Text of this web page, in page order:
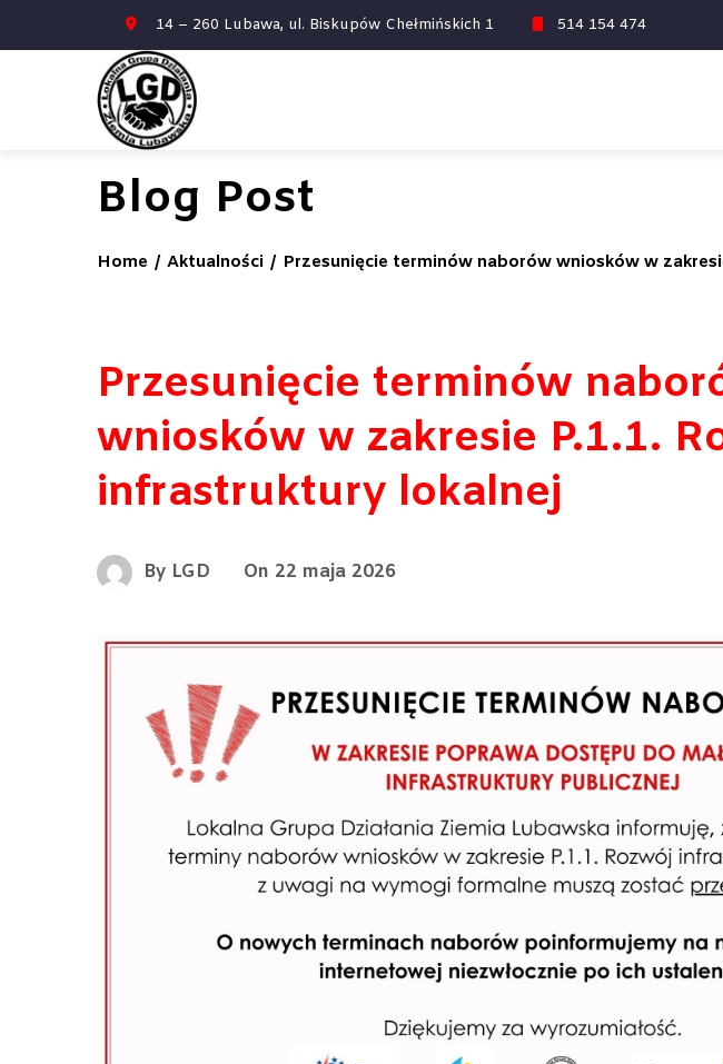
14 – 260 Lubawa, ul. Biskupów Chełmińskich 1 514 154 474
Blog Post
Home Aktualności Przesunięcie terminów naborów wniosków w
Przesunięcie terminów
wniosków w zakresie P.1.1.
infrastruktury lokalnej
By LGD On 22 maja 2026